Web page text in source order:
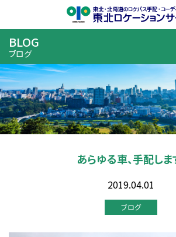
BLOG
ブログ
あらゆる車、手配しま
2019.04.01
ブログ